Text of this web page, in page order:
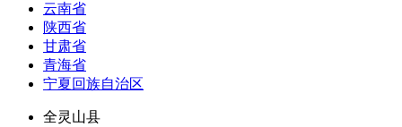
云南省
陕西省
甘肃省
青海省
宁夏回族自治区
全灵山县